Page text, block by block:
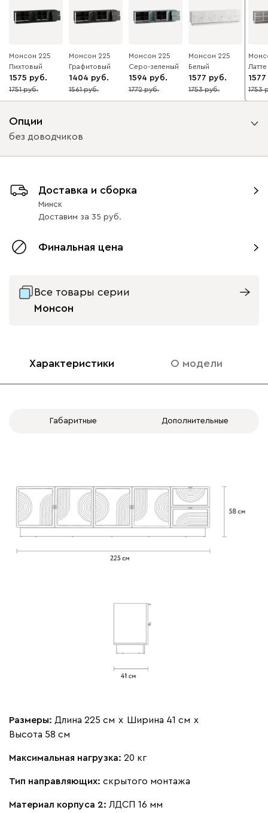
Монсон 225
Пихтовый
1575
10
1751
Монсон 225
Графитовый
1404
10
1561
Монсон 225
Серо-зеленый
1594
10
1772
Монсон 225
Белый
1577
10
1753
Латте
1577
10
1753
Опции
без доводчиков
без доводчиков с доводчиками
Доставка и сборка
Минск
Доставим за 35
Финальная цена
Все товары серии
Монсон
Характеристики О модели
Габаритные Дополнительные
Размеры: Длина 225 см х Ширина 41 см х
Высота 58 см
Максимальная нагрузка: 20 кг
Тип направляющих: скрытого монтажа
Материал корпуса 2: ЛДСП 16 мм